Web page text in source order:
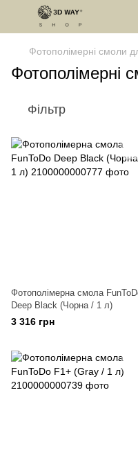
Фотополімерні смоли
Фотополімерні
Фільтр
Фотополімерна смола
Deep Black (Чорна / 1 л)
3 316 грн